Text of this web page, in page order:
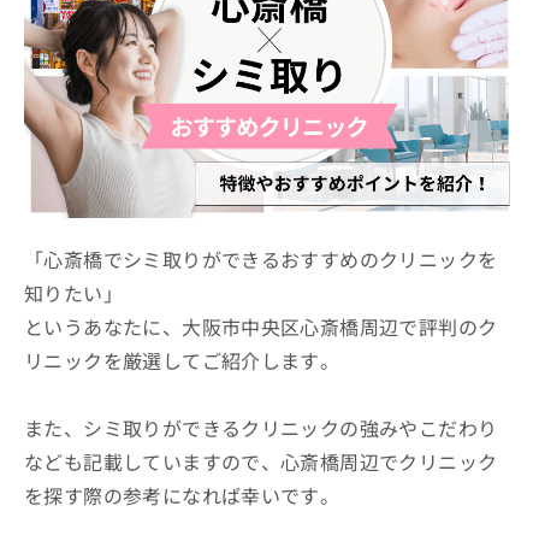
「心斎橋でシミ取りができるおすすめのクリニックを
知りたい」
というあなたに、大阪市中央区心斎橋周辺で評判のク
リニックを厳選してご紹介します。
また、シミ取りができるクリニックの強みやこだわり
なども記載していますので、心斎橋周辺でクリニック
を探す際の参考になれば幸いです。
マ
イ
ナ
ビ
ク
リ
ビ
関
す
る
お
い
わ
せ
療
関
係
者
の
こ
ら
広
告
出
の
お
問
い
広
告
代
店
の
方
は